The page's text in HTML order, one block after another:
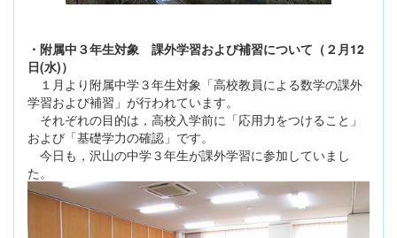
・附属中３年生対象 課外学習および補習について（２月12
日(水)）
１月より附属中学３年生対象「高校教員による数学の課外
学習および補習」が行われています。
それぞれの目的は，高校入学前に「応用力をつけること」
および「基礎学力の確認」です。
今日も，沢山の中学３年生が課外学習に参加していまし
た。